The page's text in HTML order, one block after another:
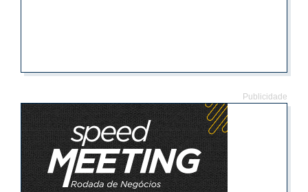
Publicidade